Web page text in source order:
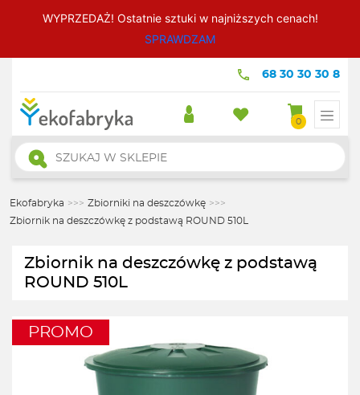
WYPRZEDAŻ! Ostatnie sztuki w najniższych cenach!
SPRAWDZAM
68 30 30 30 8
0
Wyszukiwarka
produktów
Ekofabryka >>> Zbiorniki na deszczówkę >>>
Zbiornik na deszczówkę z podstawą ROUND 510L
Zbiornik na deszczówkę z podstawą
ROUND 510L
PROMO